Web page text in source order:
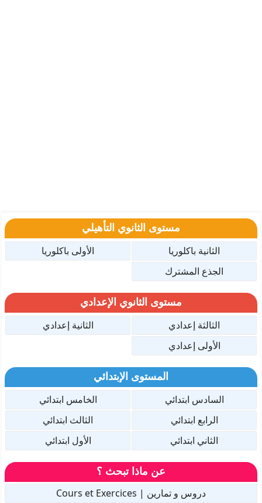
مستوى الثانوي التأهيلي
الثانية باكلوريا
الأولى باكلوريا
الجذع المشترك
مستوى الثانوي الإعدادي
الثالثة إعدادي
الثانية إعدادي
الأولى إعدادي
المستوى الإبتدائي
السادس ابتدائي
الخامس ابتدائي
الرابع ابتدائي
الثالث ابتدائي
الثاني ابتدائي
الأول ابتدائي
عن ماذا تبحث ؟
دروس و تمارين | Cours et Exercices